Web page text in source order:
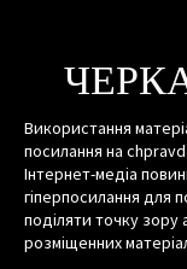
Використання
посилання на
Інтернет-медіа
гіперпосилання для
поділяти точку зору
розміщенних